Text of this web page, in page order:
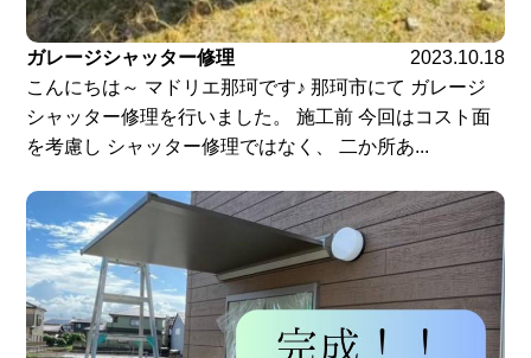
ガレージシャッター修理
2023.10.18
こんにちは～ マドリエ那珂です♪ 那珂市にて ガレージ
シャッター修理を行いました。 施工前 今回はコスト面
を考慮し シャッター修理ではなく、 二か所あ...